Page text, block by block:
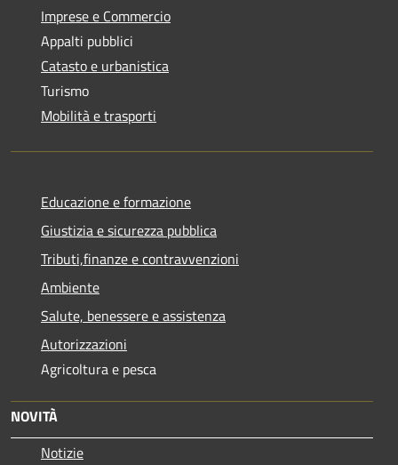
Imprese e Commercio
Appalti pubblici
Catasto e urbanistica
Turismo
Mobilità e trasporti
Educazione e formazione
Giustizia e sicurezza pubblica
Tributi,finanze e contravvenzioni
Ambiente
Salute, benessere e assistenza
Autorizzazioni
Agricoltura e pesca
NOVITÀ
Notizie